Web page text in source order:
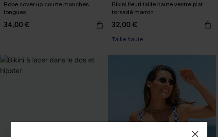
Robe cover up courte manches
longues
34,00 €
Bikini fleuri taille haute ventre plat
torsadé marron
32,00 €
Taille haute